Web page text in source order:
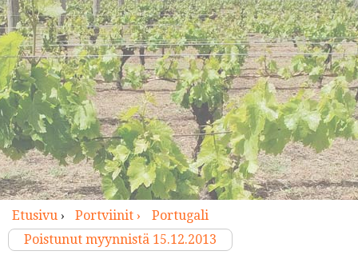
Etusivu› Portviinit ›
Portugali
Poistunut myynnistä 15.12.2013